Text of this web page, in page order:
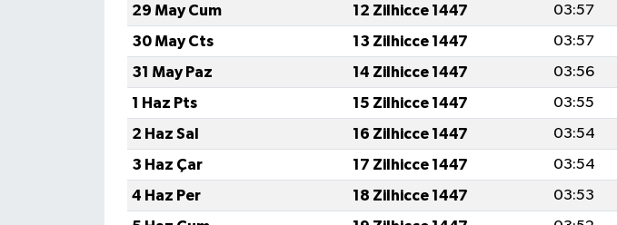
29 May Cum
12 Zilhicce 1447 03:57
30 May Cts
13 Zilhicce 1447 03:57
31 May Paz
14 Zilhicce 1447 03:56
1 Haz Pts
15 Zilhicce 1447 03:55
2 Haz Sal
16 Zilhicce 1447 03:54
3 Haz Çar
17 Zilhicce 1447 03:54
4 Haz Per
18 Zilhicce 1447 03:53